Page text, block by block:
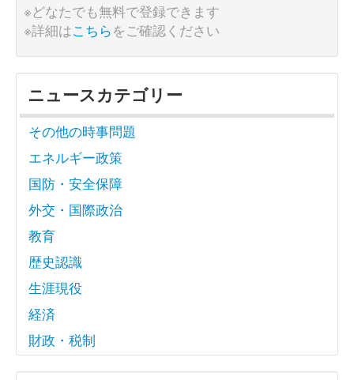
※どなたでも無料で登録できます
※詳細はこちらをご確認ください
ニュースカテゴリー
その他の時事問題
エネルギー政策
国防・安全保障
外交・国際政治
教育
歴史認識
生涯現役
経済
財政・税制